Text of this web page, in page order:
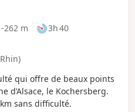
-262 m
3h 40
qui offre de beaux points
d’Alsace, le Kochersberg.
sans difficulté.